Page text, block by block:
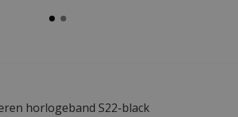
horlogeband S22-black